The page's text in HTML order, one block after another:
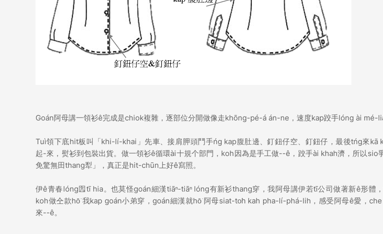
Goán阿母講一領衫ê完成是chiok複雜，逐部位分開做像走khōng-pé-á án-ne，速度kap跤手lóng ài mé-
Tuì領下底hit板叫「khi-lí-khai」先車、接肩胛頭鬥手ńg kap腹肚邊、釘鈕仔空、釘鈕仔，最後tńg來
起-來，熨衫到包裝出貨。做一領衫ê循環ài十規个部門，koh因為是手工做--ê，跤手ài khah濟，所以sio
免驚無田thang犁」，真正是hit-chūn上好ê寫照。
伊ê青春lóng囥tī hia。也莫怪goán細漢tiāⁿ-tiāⁿ lóng有新衫thang穿，我阿母講伊若tī公司做著新ê形
koh做仝款hō͘ 我kap goán小弟穿，goán細漢就hō͘ 阿母siat-to͘h kah pha-lí-phá-lih，感受阿母ê愛，
來--ê。